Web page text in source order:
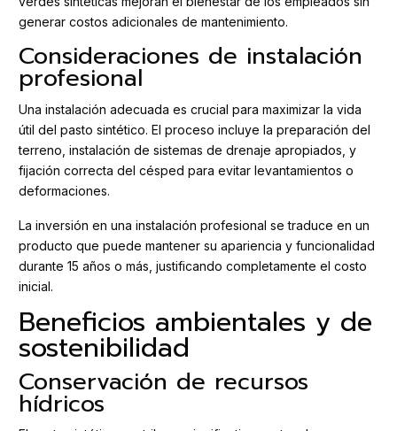
generar costos adicionales de mantenimiento.
Consideraciones de instalación
profesional
Una instalación adecuada es crucial para maximizar la vida
útil del pasto sintético. El proceso incluye la preparación del
terreno, instalación de sistemas de drenaje apropiados, y
fijación correcta del césped para evitar levantamientos o
deformaciones.
La inversión en una instalación profesional se traduce en un
producto que puede mantener su apariencia y funcionalidad
durante 15 años o más, justificando completamente el costo
inicial.
Beneficios ambientales y de
sostenibilidad
Conservación de recursos
hídricos